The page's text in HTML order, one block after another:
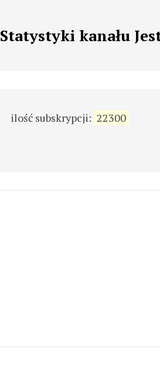
Statystyki kanału
ilość subskrypcji: 22300